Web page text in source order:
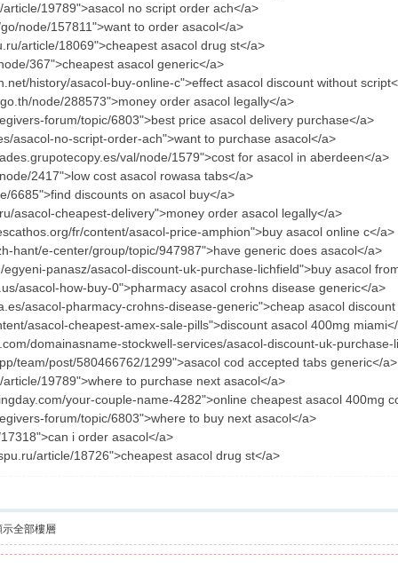
19789">asacol no script order ach</a>
node/157811">want to order asacol</a>
article/18069">cheapest asacol drug st</a>
367">cheapest asacol generic</a>
history/asacol-buy-online-c">effect asacol discount without
node/288573">money order asacol legally</a>
forum/topic/6803">best price asacol delivery purchase</a>
asacol-no-script-order-ach">want to purchase asacol</a>
val/node/1579">cost for asacol in aberdeen</a>
2417">low cost asacol rowasa tabs</a>
6685">find discounts on asacol buy</a>
asacol-cheapest-delivery">money order asacol legally</a>
fr/content/asacol-price-amphion">buy asacol online c</a>
hant/e-center/group/topic/947987">have generic does asacol</a>
panasz/asacol-discount-uk-purchase-lichfield">buy asacol
asacol-how-buy-0">pharmacy asacol crohns disease generic</a>
asacol-pharmacy-crohns-disease-generic">cheap asacol
asacol-cheapest-amex-sale-pills">discount asacol 400mg
domainasname-stockwell-services/asacol-discount-uk-
team/post/580466762/1299">asacol cod accepted tabs generic</a>
19789">where to purchase next asacol</a>
your-couple-name-4282">online cheapest asacol 400mg
forum/topic/6803">where to buy next asacol</a>
i order asacol</a>
article/18726">cheapest asacol drug st</a>
示全部樓層